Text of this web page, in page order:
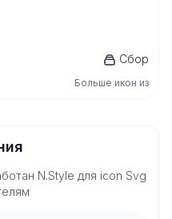
Сбор
Больше икон из
N.Style для icon Svg